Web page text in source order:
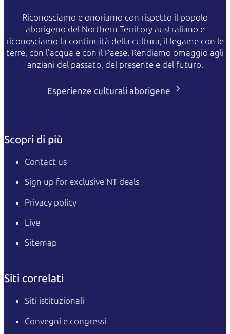
Riconosciamo e onoriamo con rispetto il popolo
aborigeno del Northern Territory australiano e
riconosciamo la continuità della cultura, il legame con le
terre, con l'acqua e con il Paese. Rendiamo omaggio agli
anziani del passato, del presente e del futuro.
Esperienze culturali aborigene
Scopri di più
Contact us
Sign up for exclusive NT deals
Privacy policy
Live
Sitemap
Siti correlati
Siti istituzionali
Convegni e congressi